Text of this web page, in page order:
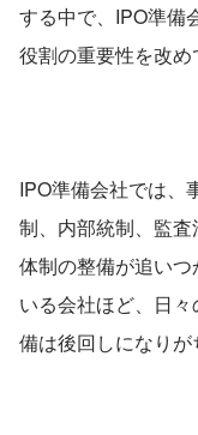
する中で、IPO準備
役割の重要性を改め
IPO準備会社では、
制、内部統制、監
体制の整備が追い
いる会社ほど、日
備は後回しになりが